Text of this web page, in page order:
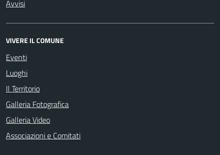
Avvisi
VIVERE IL COMUNE
Eventi
Luoghi
Il Territorio
Galleria Fotografica
Galleria Video
Associazioni e Comitati